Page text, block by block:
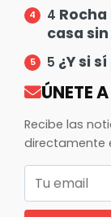
4
casa
5 ¿Y si
ÚNETE
Recibe las
directamente
Correo